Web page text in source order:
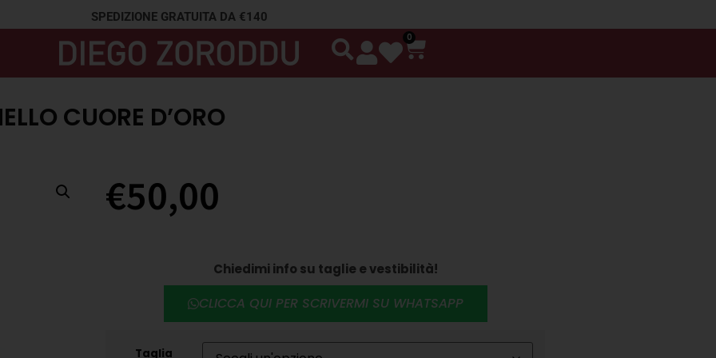
SPEDIZIONE GRATUITA DA €140
0
CUORE D’ORO
€50,00
Chiedimi info su taglie e vestibilità!
CLICCA QUI PER SCRIVERMI SU WHATSAPP
Taglia